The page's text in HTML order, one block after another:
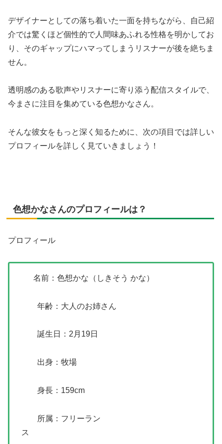
デザイナーとしての落ち着いた一面を持ちながら、自己紹
介では驚くほど個性的で人間味あふれる性格を明かしてお
り、そのギャップにハマってしまうリスナーが後を絶ちま
せん。
透明感のある歌声やリスナーに寄り添う配信スタイルで、
今まさに注目を集めている色想かなさん。
そんな彼女をもっと深く知るために、次の項目では詳しい
プロフィールを詳しく見ていきましょう！
色想かなさんのプロフィールは？
プロフィール
名前：色想かな（しきそう かな）
年齢：大人のお姉さん
誕生日：2月19日
出身：牧場
身長：159cm
所属：フリーラン
ス